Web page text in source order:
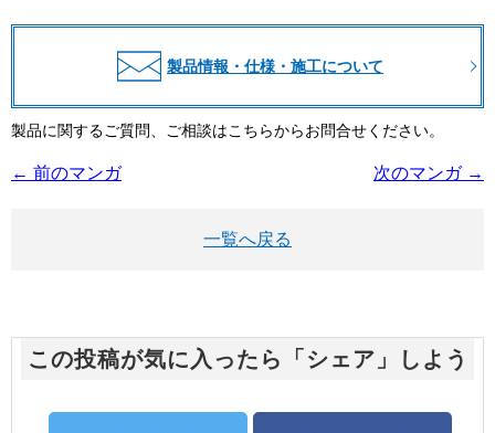
製品情報・仕様・施工について
製品に関するご質問、ご相談はこちらからお問合せください。
← 前のマンガ 次のマンガ →
一覧へ戻る
この投稿が気に入ったら「シェア」しよう